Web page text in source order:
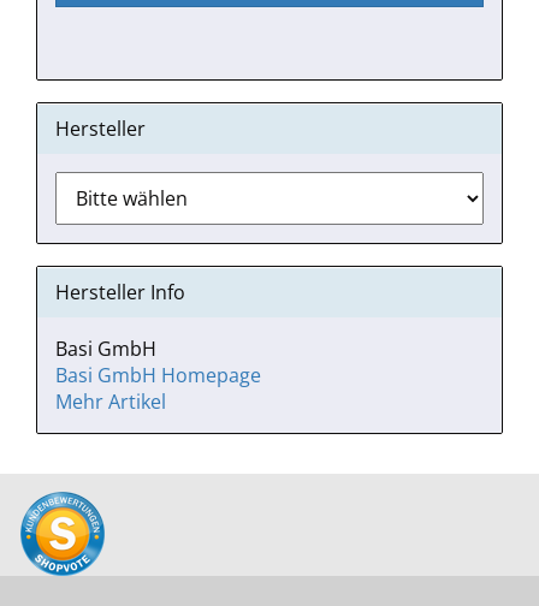
Hersteller
Hersteller Info
Basi GmbH
Basi GmbH Homepage
Mehr Artikel